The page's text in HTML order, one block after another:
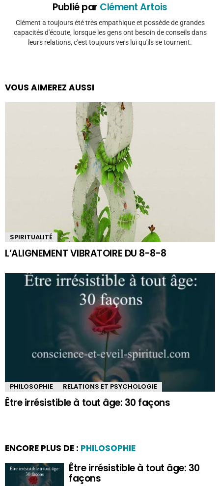
Publié par Clément Artois
Clément a toujours été très empathique et possède de grandes
capacités d'écoute, lorsque les gens ont besoin de conseils dans
leurs relations, c'est toujours vers lui qu'ils se tournent.
VOUS AIMEREZ AUSSI
SPIRITUALITÉ
L’ALIGNEMENT VIBRATOIRE DU 8-8-8
PHILOSOPHIE RELATIONS ET PSYCHOLOGIE
Être irrésistible à tout âge: 30 façons
ENCORE PLUS DE : PHILOSOPHIE
Être irrésistible à tout âge: 30
façons